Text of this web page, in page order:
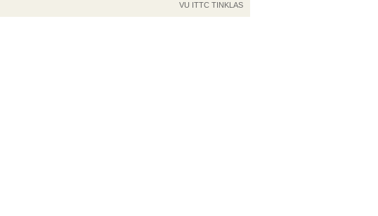
VU ITTC TINKLAS